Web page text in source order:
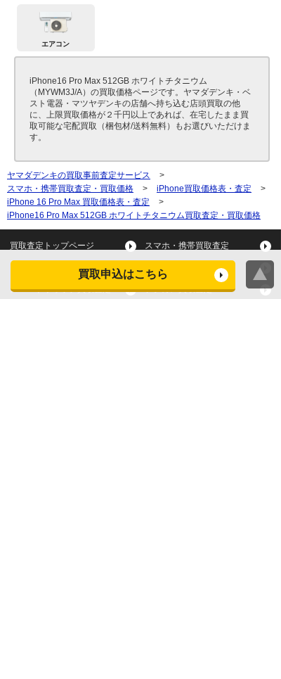
買取申込はこちら
エアコン
iPhone16 Pro Max 512GB ホワイトチタニウム
（MYWM3J/A）の買取価格ページです。ヤマダデンキ・ベ
スト電器・マツヤデンキの店舗へ持ち込む店頭買取の他
に、上限買取価格が２千円以上であれば、在宅したまま買
取可能な宅配買取（梱包材/送料無料）もお選びいただけま
す。
ヤマダデンキの買取事前査定サービス
>
スマホ・携帯買取査定・買取価格
> iPhone買取価格表・査定
>
iPhone 16 Pro Max 買取価格表・査定
>
iPhone16 Pro Max 512GB ホワイトチタニウム買取査定・買取価格
買取査定トップページ スマホ・携帯買取査定
タブレット買取査定 パソコン買取査定
スマートウォッチ買取査定 デジカメ買取査定